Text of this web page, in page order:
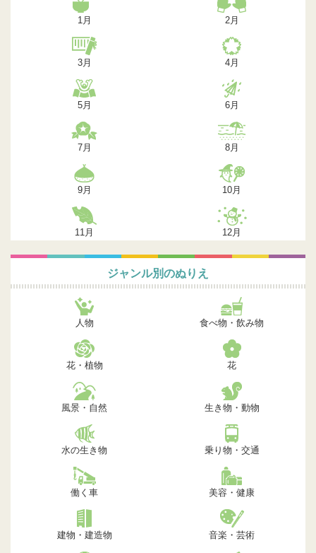
1月 2月
3月 4月
5月 6月
7月 8月
9月 10月
11月 12月
ジャンル別のぬりえ
人物 食べ物・飲み物
花・植物 花
風景・自然 生き物・動物
水の生き物 乗り物・交通
働く車 美容・健康
建物・建造物 音楽・芸術